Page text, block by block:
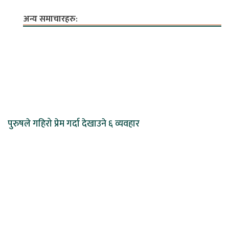
अन्य समाचारहरु:
पुरुषले गहिरो प्रेम गर्दा देखाउने ६ व्यवहार